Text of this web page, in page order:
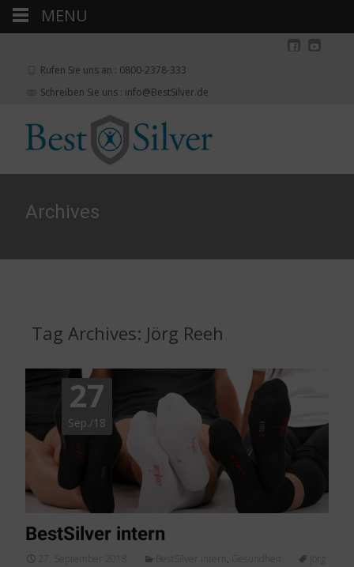
Rufen Sie uns an : 0800-2378-333
Schreiben Sie uns : info@BestSilver.de
Archives
Tag Archives: Jörg Reeh
27
Sep./18
BestSilver intern
27. September 2018 BestSilver intern , Gesundheit
MENU